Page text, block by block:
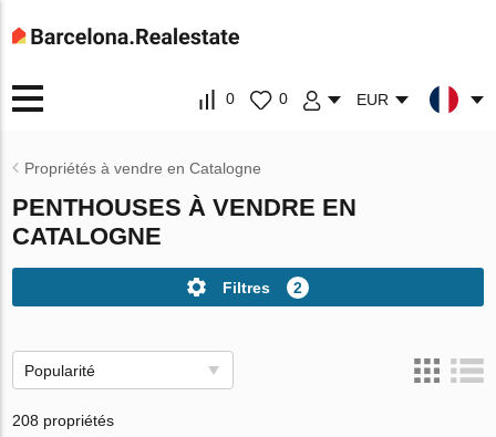
0 0 EUR
Propriétés à vendre en Catalogne
PENTHOUSES À VENDRE EN
CATALOGNE
Filtres 2
Popularité
208 propriétés